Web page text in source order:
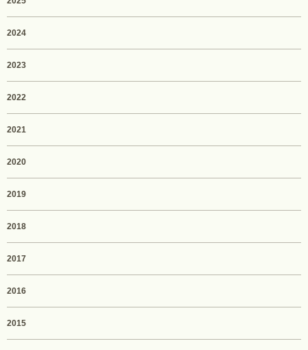
2024
2023
2022
2021
2020
2019
2018
2017
2016
2015